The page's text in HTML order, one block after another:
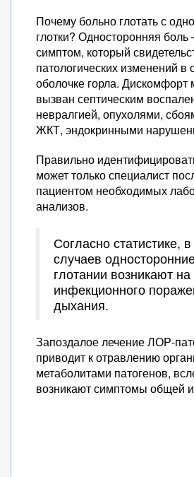
Почему больно глотать с
глотки? Односторонняя
симптом, который
патологических изменений в
оболочке горла. Дискомфорт
вызван септическим
невралгией, опухолями,
ЖКТ, эндокринными
Правильно
может только специалист
пациентом необходимых
анализов.
Согласно статистике,
случаев
глотании возникают
инфекционного
дыхания.
Запоздалое лечение ЛОР-
приводит к отравлению
метаболитами патогенов,
возникают симптомы общей